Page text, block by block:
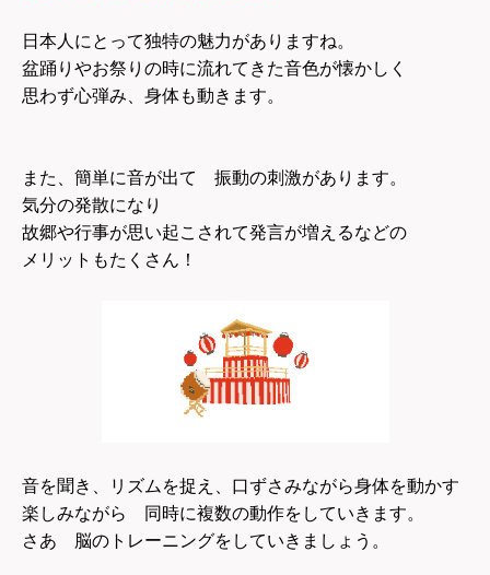
日本人にとって独特の魅力がありますね。
盆踊りやお祭りの時に流れてきた音色が懐かしく
思わず心弾み、身体も動きます。
また、簡単に音が出て 振動の刺激があります。
気分の発散になり
故郷や行事が思い起こされて発言が増えるなどの
メリットもたくさん！
音を聞き、リズムを捉え、口ずさみながら身体を動かす
楽しみながら 同時に複数の動作をしていきます。
さあ 脳のトレーニングをしていきましょう。